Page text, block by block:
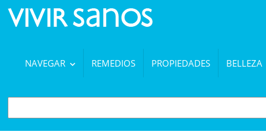
NAVEGAR REMEDIOS PROPIEDADES BELLEZA
BUSCAR